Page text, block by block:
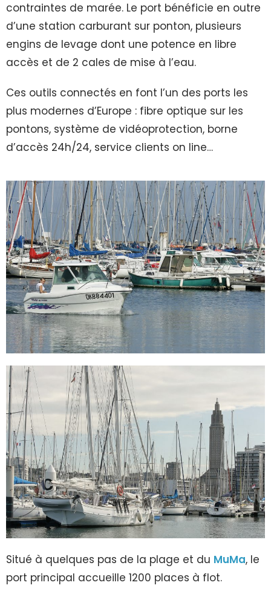
contraintes de marée. Le port bénéficie en outre
d’une station carburant sur ponton, plusieurs
engins de levage dont une potence en libre
accès et de 2 cales de mise à l’eau.
Ces outils connectés en font l’un des ports les
plus modernes d’Europe : fibre optique sur les
pontons, système de vidéoprotection, borne
d’accès 24h/24, service clients on line…
Situé à quelques pas de la plage et du MuMa, le
port principal accueille 1200 places à flot.